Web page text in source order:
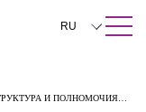
Закрыть
RU
中文
И ПОЛНОМОЧИЯ